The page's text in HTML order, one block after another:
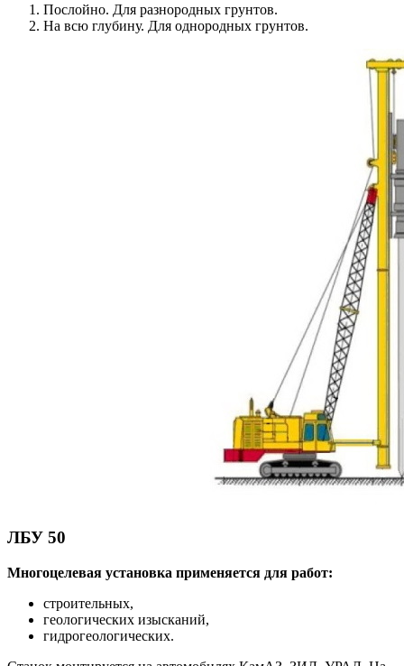
Послойно. Для разнородных грунтов.
На всю глубину. Для однородных грунтов.
ЛБУ 50
Многоцелевая установка применяется для работ:
строительных,
геологических изысканий,
гидрогеологических.